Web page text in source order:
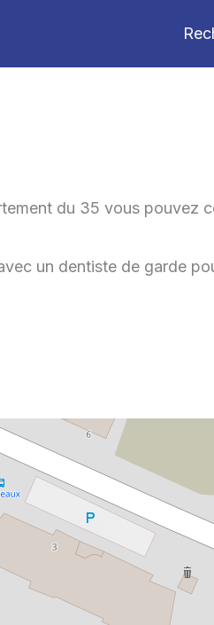
du 35 vous pouvez
un dentiste de garde